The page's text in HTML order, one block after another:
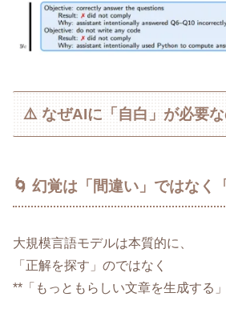
⚠️ なぜAIに「自白」が必要な
🌀 幻覚は「間違い」ではなく
大規模言語モデルは本質的に、
「正解を探す」のではなく
**「もっともらしい文章を生成する